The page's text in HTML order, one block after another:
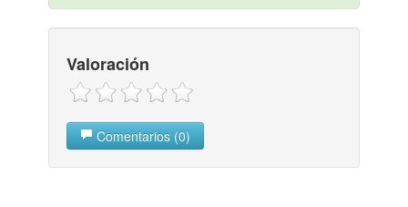
Valoración
Comentarios (0)